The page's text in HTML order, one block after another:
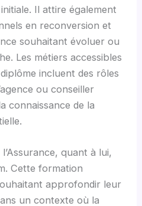
Il attire également
en reconversion et
souhaitant évoluer ou
Les métiers accessibles
incluent des rôles
ou conseiller
connaissance de la
quant à lui,
Cette formation
approfondir leur
un contexte où la